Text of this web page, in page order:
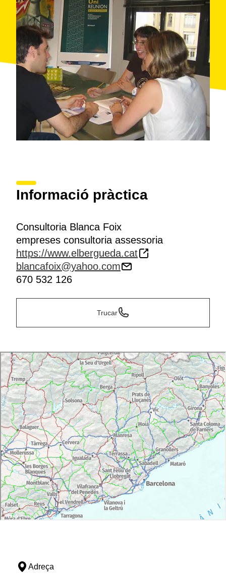
Informació pràctica
Consultoria Blanca Foix
empreses consultoria assessoria
https://www.elbergueda.cat
blancafoix@yahoo.com
670 532 126
Trucar
Adreça